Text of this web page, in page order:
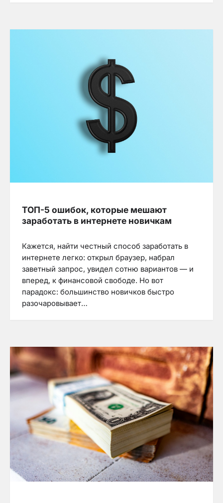
ТОП-5 ошибок, которые мешают
заработать в интернете новичкам
Кажется, найти честный способ заработать в
интернете легко: открыл браузер, набрал
заветный запрос, увидел сотню вариантов — и
вперед, к финансовой свободе. Но вот
парадокс: большинство новичков быстро
разочаровывает…